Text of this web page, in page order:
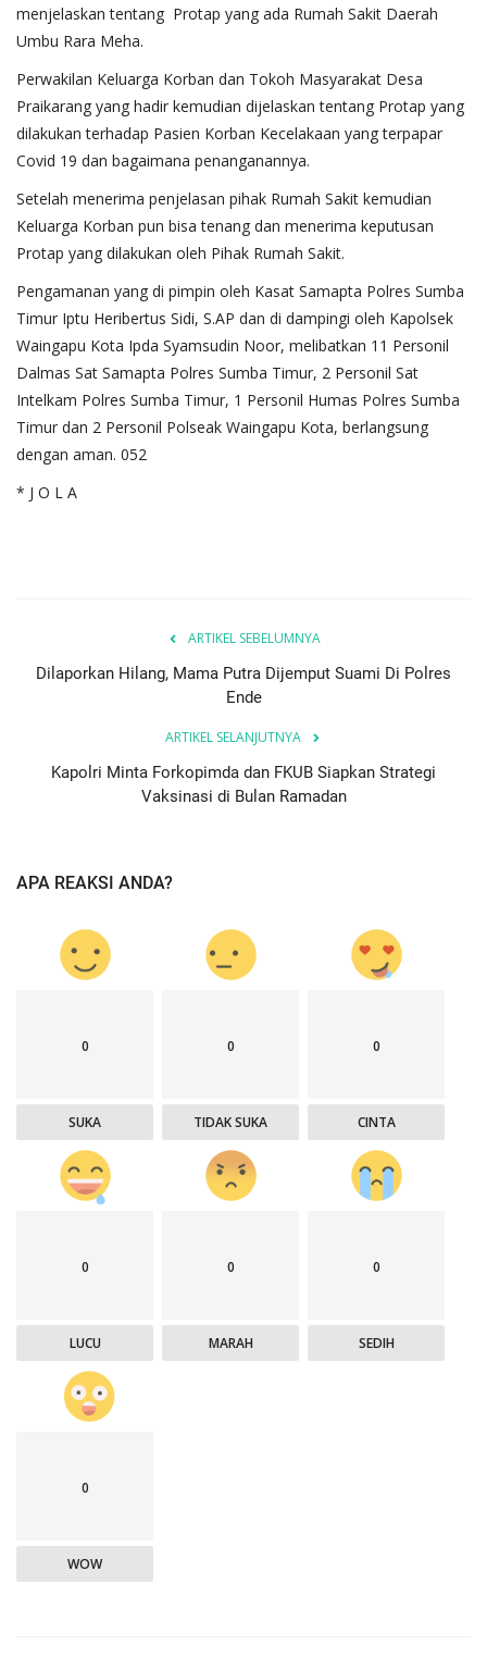
menjelaskan tentang Protap yang ada Rumah Sakit Daerah
Umbu Rara Meha.
Perwakilan Keluarga Korban dan Tokoh Masyarakat Desa
Praikarang yang hadir kemudian dijelaskan tentang Protap yang
dilakukan terhadap Pasien Korban Kecelakaan yang terpapar
Covid 19 dan bagaimana penanganannya.
Setelah menerima penjelasan pihak Rumah Sakit kemudian
Keluarga Korban pun bisa tenang dan menerima keputusan
Protap yang dilakukan oleh Pihak Rumah Sakit.
Pengamanan yang di pimpin oleh Kasat Samapta Polres Sumba
Timur Iptu Heribertus Sidi, S.AP dan di dampingi oleh Kapolsek
Waingapu Kota Ipda Syamsudin Noor, melibatkan 11 Personil
Dalmas Sat Samapta Polres Sumba Timur, 2 Personil Sat
Intelkam Polres Sumba Timur, 1 Personil Humas Polres Sumba
Timur dan 2 Personil Polseak Waingapu Kota, berlangsung
dengan aman. 052
* J O L A
ARTIKEL SEBELUMNYA
Dilaporkan Hilang, Mama Putra Dijemput Suami Di Polres
Ende
ARTIKEL SELANJUTNYA
Kapolri Minta Forkopimda dan FKUB Siapkan Strategi
Vaksinasi di Bulan Ramadan
APA REAKSI ANDA?
0
SUKA
0
TIDAK SUKA
0
CINTA
0
LUCU
0
MARAH
0
SEDIH
0
WOW